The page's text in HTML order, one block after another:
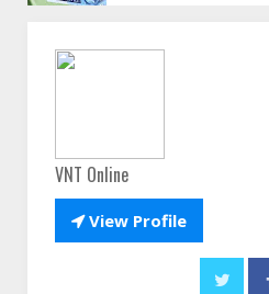
VNT Online
View Profile